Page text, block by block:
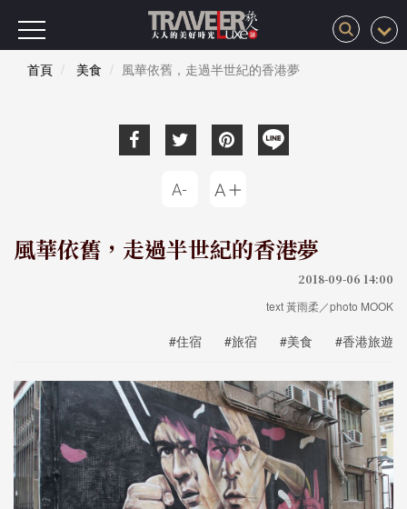
首頁 美食 風華依舊，走過半世紀的香港夢
風華依舊，走過半世紀的香港夢
2018-09-06 14:00
text 黃雨柔／photo MOOK
#住宿 #旅宿 #美食 #香港旅遊